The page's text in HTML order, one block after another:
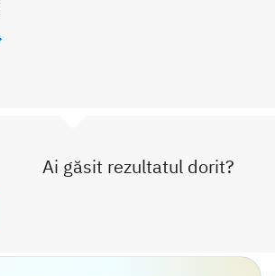
Ai găsit rezultatul dorit?